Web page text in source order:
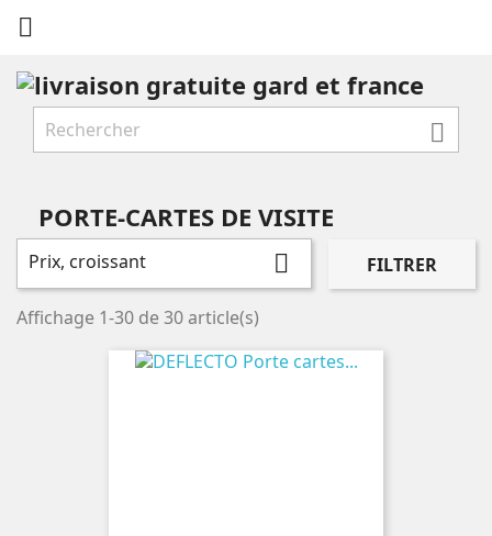


PORTE-CARTES DE VISITE
Prix, croissant  FILTRER
Affichage 1-30 de 30 article(s)